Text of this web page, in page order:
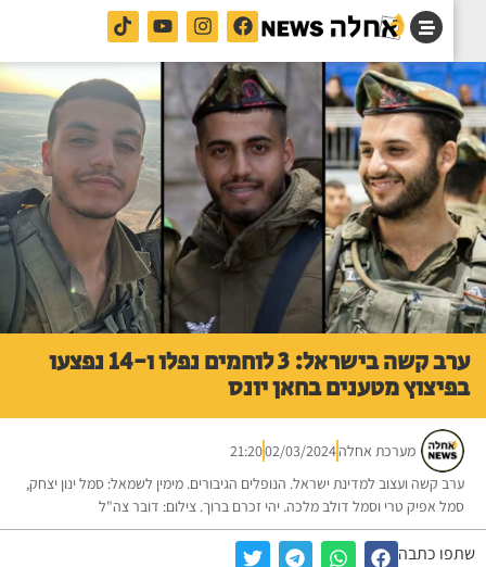
ערב קשה בישראל: 3 לוחמים נפלו ו-14 נפצעו
מטענים בחאן יונס
מערכת אחלה 02/03/2024
21:20
קשה ועצוב למדינת ישראל. הנופלים הגיבורים. מימין לשמאל: סמל ינון יצחק,
אפיק טרי וסמל דולב מלכה. יהי זכרם ברוך. צילום: דובר צה"ל
כתבה